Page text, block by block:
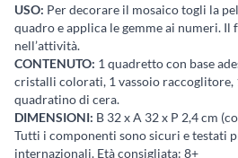
USO: Per decorare il mosaico togli la
quadro e applica le gemme ai numeri.
nell’attività.
CONTENUTO: 1 quadretto con base
cristalli colorati, 1 vassoio raccoglitore,
quadratino di cera.
DIMENSIONI: B 32 x A 32 x P 2,4 cm
Tutti i componenti sono sicuri e testati
internazionali. Età consigliata: 8+